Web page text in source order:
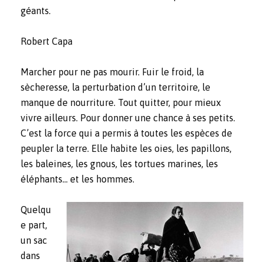
géants.
Robert Capa
Marcher pour ne pas mourir. Fuir le froid, la
sècheresse, la perturbation d’un territoire, le
manque de nourriture. Tout quitter, pour mieux
vivre ailleurs. Pour donner une chance à ses petits.
C’est la force qui a permis à toutes les espèces de
peupler la terre. Elle habite les oies, les papillons,
les baleines, les gnous, les tortues marines, les
éléphants… et les hommes.
Quelqu
e part,
un sac
dans